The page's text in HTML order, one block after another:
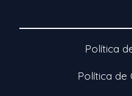
Política
Política de